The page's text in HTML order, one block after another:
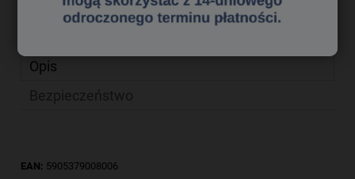
Kod produktu:
kpk1740070
poleć znajomemu
Opis
EAN: 5905379008006